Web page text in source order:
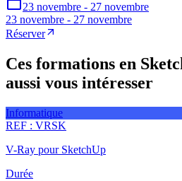
23 novembre - 27 novembre
23 novembre - 27 novembre
Réserver
Ces formations en
aussi vous intéresser
Informatique
REF : VRSK
V-Ray pour SketchUp
Durée